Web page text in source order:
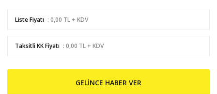
Liste Fiyatı : 0,00 TL + KDV
Taksitli KK Fiyatı : 0,00 TL + KDV
GELİNCE HABER VER